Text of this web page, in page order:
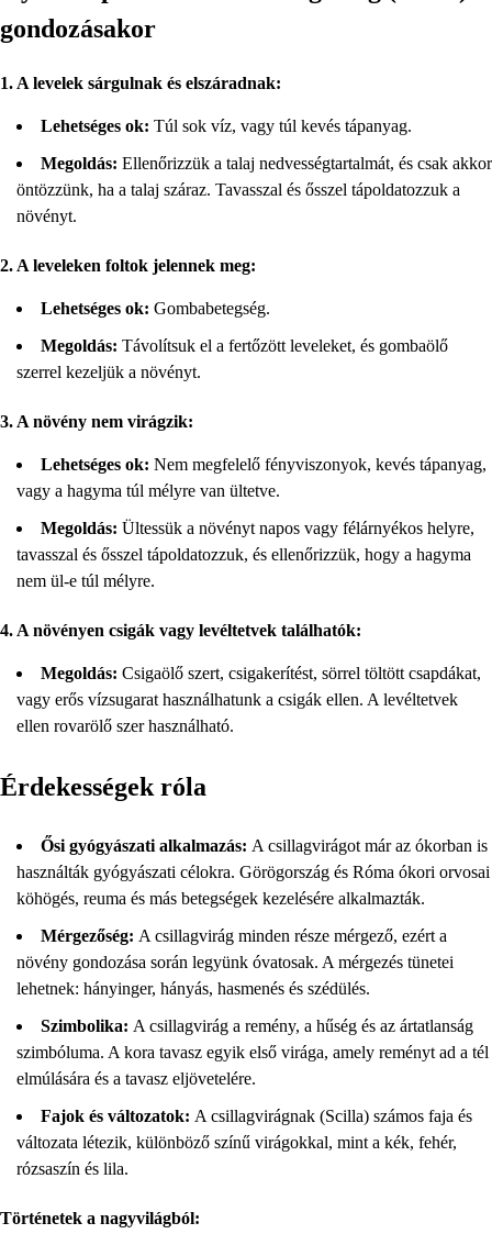
gondozásakor
1. A levelek sárgulnak és elszáradnak:
Lehetséges ok: Túl sok víz, vagy túl kevés tápanyag.
Megoldás: Ellenőrizzük a talaj nedvességtartalmát, és csak akkor
öntözzünk, ha a talaj száraz. Tavasszal és ősszel tápoldatozzuk a
növényt.
2. A leveleken foltok jelennek meg:
Lehetséges ok: Gombabetegség.
Megoldás: Távolítsuk el a fertőzött leveleket, és gombaölő
szerrel kezeljük a növényt.
3. A növény nem virágzik:
Lehetséges ok: Nem megfelelő fényviszonyok, kevés tápanyag,
vagy a hagyma túl mélyre van ültetve.
Megoldás: Ültessük a növényt napos vagy félárnyékos helyre,
tavasszal és ősszel tápoldatozzuk, és ellenőrizzük, hogy a hagyma
nem ül-e túl mélyre.
4. A növényen csigák vagy levéltetvek találhatók:
Megoldás: Csigaölő szert, csigakerítést, sörrel töltött csapdákat,
vagy erős vízsugarat használhatunk a csigák ellen. A levéltetvek
ellen rovarölő szer használható.
Érdekességek róla
Ősi gyógyászati ​​alkalmazás: A csillagvirágot már az ókorban is
használták gyógyászati ​​célokra. Görögország és Róma ókori orvosai
köhögés, reuma és más betegségek kezelésére alkalmazták.
Mérgezőség: A csillagvirág minden része mérgező, ezért a
növény gondozása során legyünk óvatosak. A mérgezés tünetei
lehetnek: hányinger, hányás, hasmenés és szédülés.
Szimbolika: A csillagvirág a remény, a hűség és az ártatlanság
szimbóluma. A kora tavasz egyik első virága, amely reményt ad a tél
elmúlására és a tavasz eljövetelére.
Fajok és változatok: A csillagvirágnak (Scilla) számos faja és
változata létezik, különböző színű virágokkal, mint a kék, fehér,
rózsaszín és lila.
Történetek a nagyvilágból: